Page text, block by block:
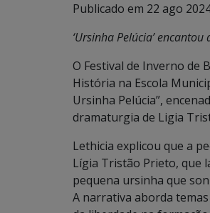
Publicado em 22 ago
‘Ursinha Pelúcia’
O Festival de Inverno de
História na Escola
Ursinha Pelúcia”,
dramaturgia de Ligia
Lethicia explicou que a
Lígia Tristão Prieto, que
pequena ursinha que
A narrativa aborda